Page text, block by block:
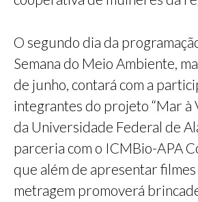
O segundo dia da
Semana do Meio Ambiente,
de junho, contará com a
integrantes do projeto “Mar à
da Universidade Federal de
parceria com o ICMBio-APA
que além de apresentar
metragem promoverá